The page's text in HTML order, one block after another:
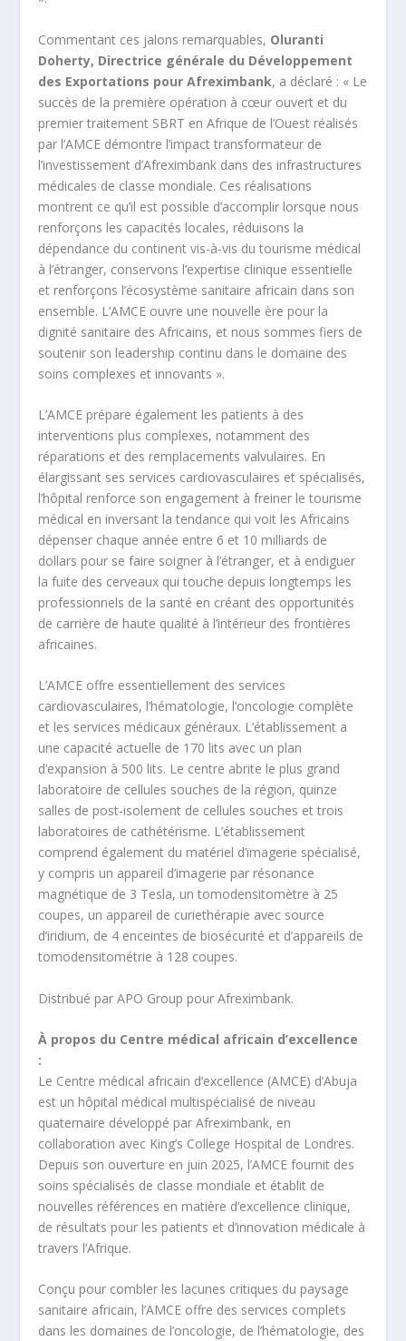
Commentant ces jalons remarquables, Oluranti
Doherty, Directrice générale du Développement
des Exportations pour Afreximbank, a déclaré : « Le
succès de la première opération à cœur ouvert et du
premier traitement SBRT en Afrique de l’Ouest réalisés
par l’AMCE démontre l’impact transformateur de
l’investissement d’Afreximbank dans des infrastructures
médicales de classe mondiale. Ces réalisations
montrent ce qu’il est possible d’accomplir lorsque nous
renforçons les capacités locales, réduisons la
dépendance du continent vis-à-vis du tourisme médical
à l’étranger, conservons l’expertise clinique essentielle
et renforçons l’écosystème sanitaire africain dans son
ensemble. L’AMCE ouvre une nouvelle ère pour la
dignité sanitaire des Africains, et nous sommes fiers de
soutenir son leadership continu dans le domaine des
soins complexes et innovants ».
L’AMCE prépare également les patients à des
interventions plus complexes, notamment des
réparations et des remplacements valvulaires. En
élargissant ses services cardiovasculaires et spécialisés,
l’hôpital renforce son engagement à freiner le tourisme
médical en inversant la tendance qui voit les Africains
dépenser chaque année entre 6 et 10 milliards de
dollars pour se faire soigner à l’étranger, et à endiguer
la fuite des cerveaux qui touche depuis longtemps les
professionnels de la santé en créant des opportunités
de carrière de haute qualité à l’intérieur des frontières
africaines.
L’AMCE offre essentiellement des services
cardiovasculaires, l’hématologie, l’oncologie complète
et les services médicaux généraux. L’établissement a
une capacité actuelle de 170 lits avec un plan
d’expansion à 500 lits. Le centre abrite le plus grand
laboratoire de cellules souches de la région, quinze
salles de post-isolement de cellules souches et trois
laboratoires de cathétérisme. L’établissement
comprend également du matériel d’imagerie spécialisé,
y compris un appareil d’imagerie par résonance
magnétique de 3 Tesla, un tomodensitomètre à 25
coupes, un appareil de curiethérapie avec source
d’iridium, de 4 enceintes de biosécurité et d’appareils de
tomodensitométrie à 128 coupes.
Distribué par APO Group pour Afreximbank.
À propos du Centre médical africain d’excellence
:
Le Centre médical africain d’excellence (AMCE) d’Abuja
est un hôpital médical multispécialisé de niveau
quaternaire développé par Afreximbank, en
collaboration avec King’s College Hospital de Londres.
Depuis son ouverture en juin 2025, l’AMCE fournit des
soins spécialisés de classe mondiale et établit de
nouvelles références en matière d’excellence clinique,
de résultats pour les patients et d’innovation médicale à
travers l’Afrique.
Conçu pour combler les lacunes critiques du paysage
sanitaire africain, l’AMCE offre des services complets
dans les domaines de l’oncologie, de l’hématologie, des